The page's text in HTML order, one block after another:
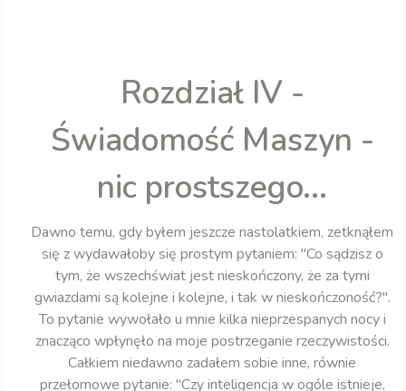
Rozdział IV -
Świadomość Maszyn -
nic prostszego...
Dawno temu, gdy byłem jeszcze nastolatkiem, zetknąłem
się z wydawałoby się prostym pytaniem: "Co sądzisz o
tym, że wszechświat jest nieskończony, że za tymi
gwiazdami są kolejne i kolejne, i tak w nieskończoność?".
To pytanie wywołało u mnie kilka nieprzespanych nocy i
znacząco wpłynęło na moje postrzeganie rzeczywistości.
Całkiem niedawno zadałem sobie inne, równie
przełomowe pytanie: "Czy inteligencja w ogóle istnieje,